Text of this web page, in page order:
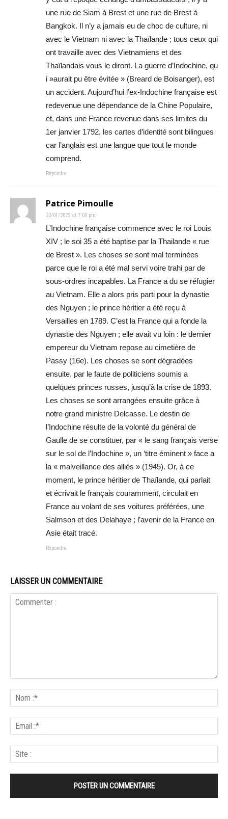
une rue de Siam à Brest et une rue de Brest à
Bangkok. Il n’y a jamais eu de choc de culture, ni
avec le Vietnam ni avec la Thaïlande ; tous ceux qui
ont travaille avec des Vietnamiens et des
Thaïlandais vous le diront. La guerre d’Indochine, qu
i »aurait pu être évitée » (Breard de Boisanger), est
un accident. Aujourd’hui l’ex-Indochine française est
redevenue une dépendance de la Chine Populaire,
et, dans une France revenue dans ses limites du
1er janvier 1792, les cartes d’identité sont bilingues
car l’anglais est une langue que tout le monde
comprend.
Répondre
Patrice Pimoulle
22/01/2022 at 7:00 pm
L’Indochine française commence avec le roi Louis
XIV ; le soi 35 a été baptise par la Thailande « rue
de Brest ». Les choses se sont mal terminées
parce que le roi a été mal servi voire trahi par de
sous-ordres incapables. La France a du se réfugier
au Vietnam. Elle a alors pris parti pour la dynastie
des Nguyen ; le prince héritier a été reçu à
Versailles en 1789. C’est la France qui a fonde la
dynastie des Nguyen ; elle avait vu loin : le dernier
empereur du Vietnam repose au cimetière de
Passy (16e). Les choses se sont dégradées
ensuite, par le faute de politiciens soumis a
quelques princes russes, jusqu’à la crise de 1893.
Les choses se sont arrangées ensuite grâce à
notre grand ministre Delcasse. Le destin de
l’Indochine résulte de la volonté du général de
Gaulle de se constituer, par « le sang français verse
sur le sol de l’Indochine », un ‘titre éminent » face a
la « malveillance des alliés » (1945). Or, à ce
moment, le prince héritier de Thaïlande, qui parlait
et écrivait le français couramment, circulait en
France au volant de ses voitures préférées, une
Salmson et des Delahaye ; l’avenir de la France en
Asie était tracé.
Répondre
LAISSER UN COMMENTAIRE